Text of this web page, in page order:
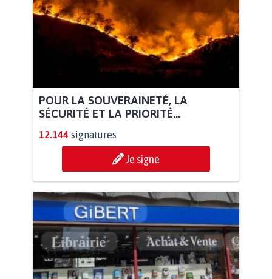
POUR LA SOUVERAINETÉ, LA
SÉCURITÉ ET LA PRIORITÉ...
12.144 signatures
Je signe